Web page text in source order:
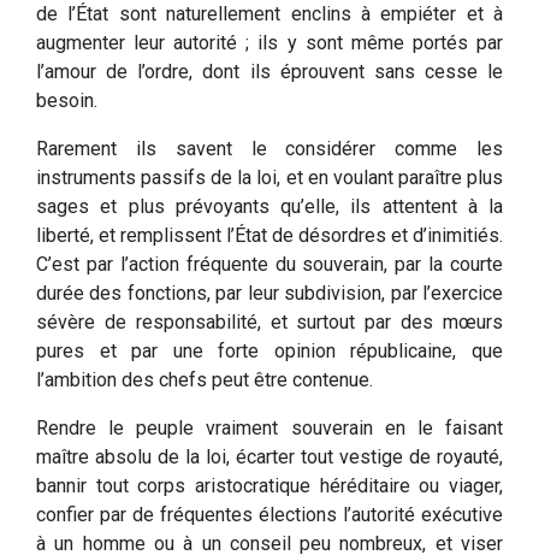
de l’État sont naturellement enclins à empiéter et à
augmenter leur autorité ; ils y sont même portés par
l’amour de l’ordre, dont ils éprouvent sans cesse le
besoin.
Rarement ils savent le considérer comme les
instruments passifs de la loi, et en voulant paraître plus
sages et plus prévoyants qu’elle, ils attentent à la
liberté, et remplissent l’État de désordres et d’inimitiés.
C’est par l’action fréquente du souverain, par la courte
durée des fonctions, par leur subdivision, par l’exercice
sévère de responsabilité, et surtout par des mœurs
pures et par une forte opinion républicaine, que
l’ambition des chefs peut être contenue.
Rendre le peuple vraiment souverain en le faisant
maître absolu de la loi, écarter tout vestige de royauté,
bannir tout corps aristocratique héréditaire ou viager,
confier par de fréquentes élections l’autorité exécutive
à un homme ou à un conseil peu nombreux, et viser